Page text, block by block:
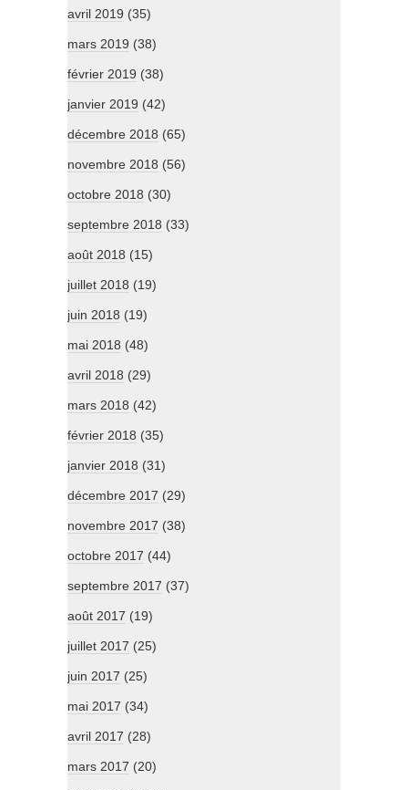
avril 2019 (35)
mars 2019 (38)
février 2019 (38)
janvier 2019 (42)
décembre 2018 (65)
novembre 2018 (56)
octobre 2018 (30)
septembre 2018 (33)
août 2018 (15)
juillet 2018 (19)
juin 2018 (19)
mai 2018 (48)
avril 2018 (29)
mars 2018 (42)
février 2018 (35)
janvier 2018 (31)
décembre 2017 (29)
novembre 2017 (38)
octobre 2017 (44)
septembre 2017 (37)
août 2017 (19)
juillet 2017 (25)
juin 2017 (25)
mai 2017 (34)
avril 2017 (28)
mars 2017 (20)